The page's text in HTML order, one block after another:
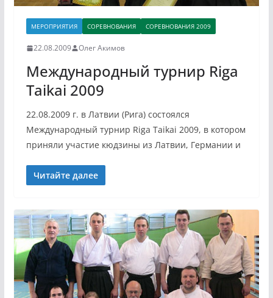
МЕРОПРИЯТИЯ СОРЕВНОВАНИЯ СОРЕВНОВАНИЯ 2009
22.08.2009 Олег Акимов
Международный турнир Riga
Taikai 2009
22.08.2009 г. в Латвии (Рига) состоялся
Международный турнир Riga Taikai 2009, в котором
приняли участие кюдзины из Латвии, Германии и
Читайте далее